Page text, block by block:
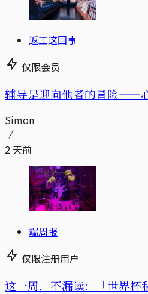
返工这回事
仅限会员
辅导是迎向他者的冒险——
Simon
2 天前
端周报
仅限注册用户
这一周，不漏读：「世界杯